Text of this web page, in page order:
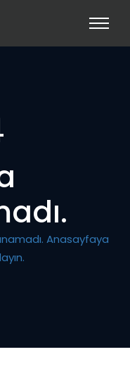
Anasayfaya